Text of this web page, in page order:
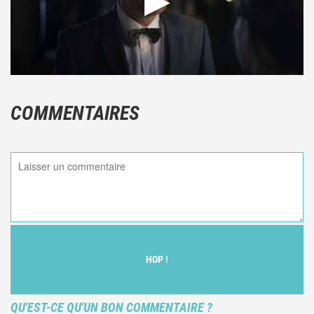
COMMENTAIRES
HOP !
QU'EST-CE QU'UN BON COMMENTAIRE ?